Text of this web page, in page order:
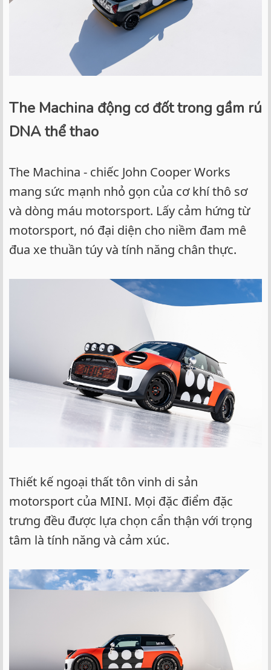
The Machina động cơ đốt trong gầm rú
DNA thể thao
The Machina - chiếc John Cooper Works
mang sức mạnh nhỏ gọn của cơ khí thô sơ
và dòng máu motorsport. Lấy cảm hứng từ
motorsport, nó đại diện cho niềm đam mê
đua xe thuần túy và tính năng chân thực.
Thiết kế ngoại thất tôn vinh di sản
motorsport của MINI. Mọi đặc điểm đặc
trưng đều được lựa chọn cẩn thận với trọng
tâm là tính năng và cảm xúc.